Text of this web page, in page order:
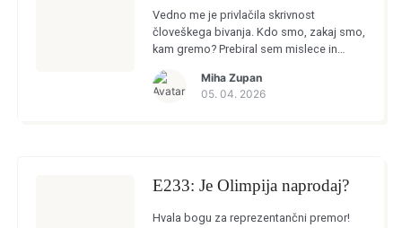
Vedno me je privlačila skrivnost
človeškega bivanja. Kdo smo, zakaj smo,
kam gremo? Prebiral sem mislece in
filozofskih šol, da bi odprl vrata brez
vrat. […]
Miha Zupan
05. 04. 2026
E233: Je Olimpija naprodaj?
Hvala bogu za reprezentančni premor!
Dobrodošli!